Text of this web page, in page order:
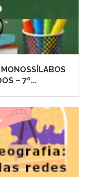
– 7º...